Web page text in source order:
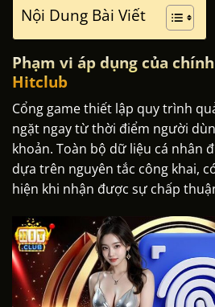
Nội Dung Bài Viết
Phạm vi áp dụng của
Hitclub
Cổng game thiết lập quy trình
ngặt ngay từ thời điểm người
khoản. Toàn bộ dữ liệu cá nhân
dựa trên nguyên tắc công khai,
hiện khi nhận được sự chấp